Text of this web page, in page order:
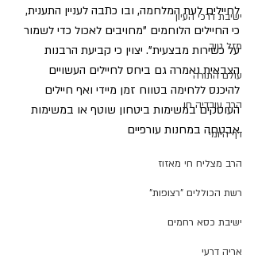
ישיבת דרכי העיון
מזל טוב
עולם התורה
הרב עובדיה חן
דף היומי
הרב מצליח חי מאזוז
רשת הכוללים "רצופות"
ישיבת כסא רחמים
אריה דרעי
לחיילים לעת המלחמה, ובו כתבה לעניין התענית,
כי החיילים הלוחמים "מחויבים לאכול כדי לשמור
על כשירות מבצעית". יצוין כי קביעת הרבנות
הצבאית נאמרה גם ביחס לחיילים העשויים
להיכנס ללחימה בטווח זמן מיידי ואף חיילים
העוסקים במשימות ביטחון שוטף או במשימות
אבטחה במחנות עורפיים